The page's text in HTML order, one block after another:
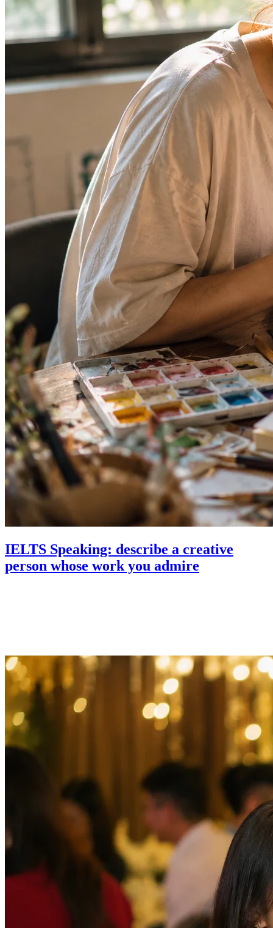
IELTS Speaking: describe a creative
person whose work you admire